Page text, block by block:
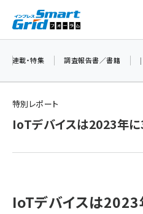
ン
スマート
新井宏征 (301)
連載・特集 調査報告書／書籍 |
特別レポート
IoTデバイスは2023年
IoTデバイスは